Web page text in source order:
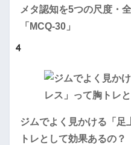
メタ認知を5つの尺度・
「MCQ-30」
4
ジムでよく見かける「足
トレとして効果あるの？